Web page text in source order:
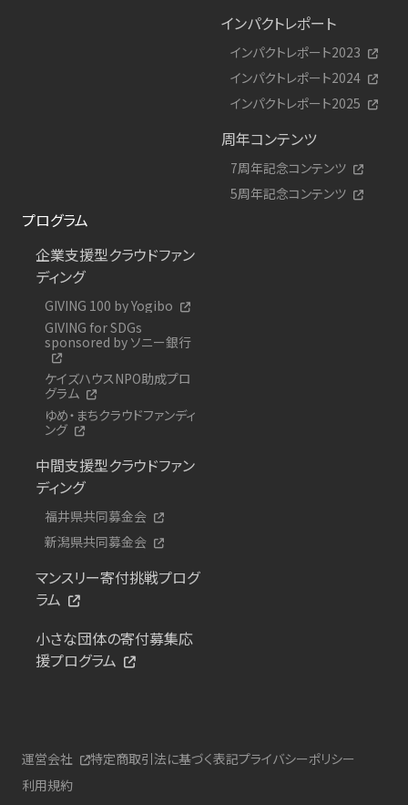
インパクトレポート
インパクトレポート2023
インパクトレポート2024
インパクトレポート2025
周年コンテンツ
7周年記念コンテンツ
5周年記念コンテンツ
プログラム
企業支援型クラウドファン
ディング
GIVING 100 by Yogibo
GIVING for SDGs
sponsored by ソニー銀行
ケイズハウスNPO助成プロ
グラム
ゆめ・まちクラウドファンディ
ング
中間支援型クラウドファン
ディング
福井県共同募金会
新潟県共同募金会
マンスリー寄付挑戦プログ
ラム
小さな団体の寄付募集応
援プログラム
運営会社 特定商取引法に基づく表記プライバシーポリシー
利用規約